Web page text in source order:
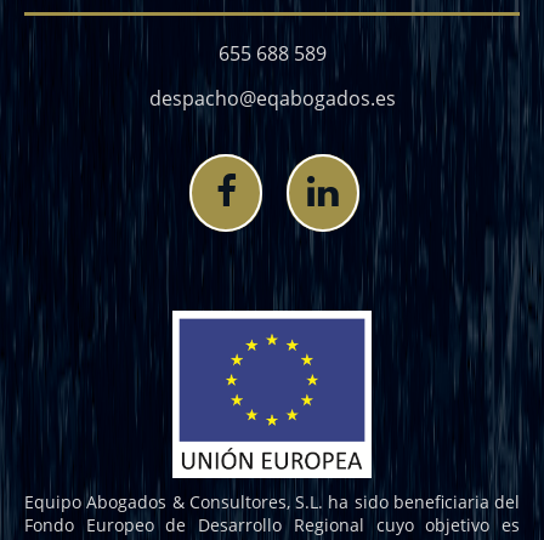
655 688 589
despacho@eqabogados.es
Equipo Abogados & Consultores, S.L. ha sido beneficiaria del
Fondo Europeo de Desarrollo Regional cuyo objetivo es